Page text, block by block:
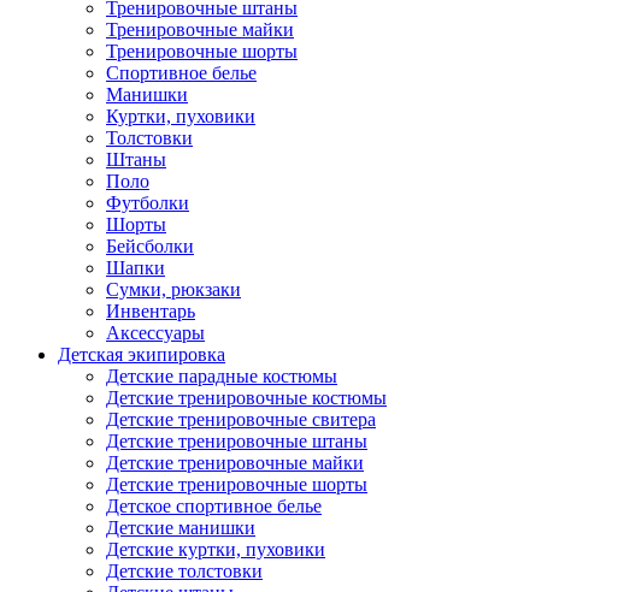
Тренировочные штаны
Тренировочные майки
Тренировочные шорты
Спортивное белье
Манишки
Куртки, пуховики
Толстовки
Штаны
Поло
Футболки
Шорты
Бейсболки
Шапки
Сумки, рюкзаки
Инвентарь
Аксессуары
Детская экипировка
Детские парадные костюмы
Детские тренировочные костюмы
Детские тренировочные свитера
Детские тренировочные штаны
Детские тренировочные майки
Детские тренировочные шорты
Детское спортивное белье
Детские манишки
Детские куртки, пуховики
Детские толстовки